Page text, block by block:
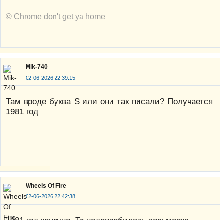
© Chrome don't get ya home
Mik-740
02-06-2026 22:39:15
Там вроде буква S или они так писали? Получается
1981 год
Wheels Of Fire
02-06-2026 22:42:38